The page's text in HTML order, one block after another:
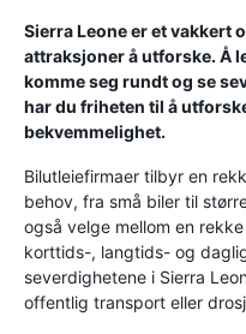
Sierra Leone er et vakkert
attraksjoner å utforske. Å
komme seg rundt og se
har du friheten til å
bekvemmelighet.
Bilutleiefirmaer tilbyr en
behov, fra små biler til
også velge mellom en
korttids-, langtids- og
severdighetene i Sierra
offentlig transport eller